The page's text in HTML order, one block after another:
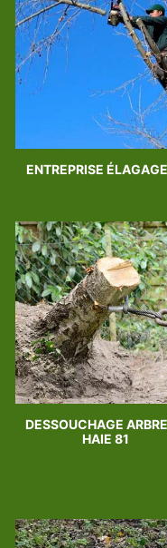
ENTREPRISE
DESSOUCHAGE
HAIE 81